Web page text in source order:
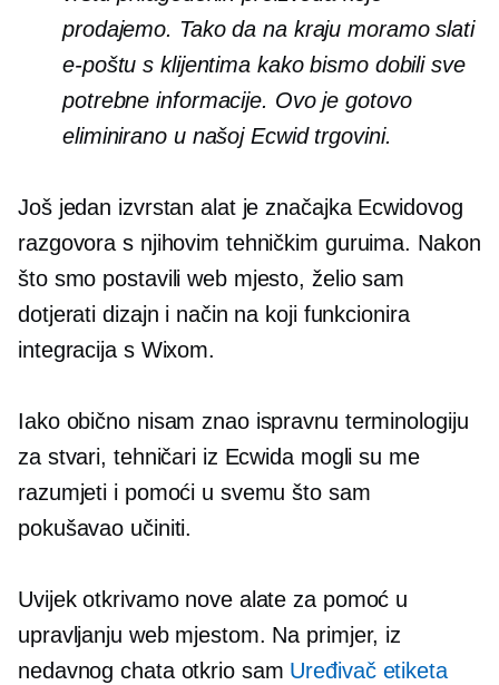
prodajemo. Tako da na kraju moramo slati
e-poštu s klijentima kako bismo dobili sve
potrebne informacije. Ovo je gotovo
eliminirano u našoj Ecwid trgovini.
Još jedan izvrstan alat je značajka Ecwidovog
razgovora s njihovim tehničkim guruima. Nakon
što smo postavili web mjesto, želio sam
dotjerati dizajn i način na koji funkcionira
integracija s Wixom.
Iako obično nisam znao ispravnu terminologiju
za stvari, tehničari iz Ecwida mogli su me
razumjeti i pomoći u svemu što sam
pokušavao učiniti.
Uvijek otkrivamo nove alate za pomoć u
upravljanju web mjestom. Na primjer, iz
nedavnog chata otkrio sam Uređivač etiketa